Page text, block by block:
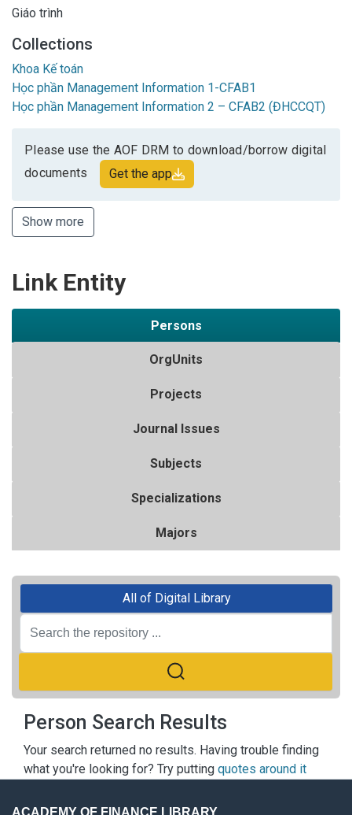
Giáo trình
Collections
Khoa Kế toán
Học phần Management Information 1-CFAB1
Học phần Management Information 2 – CFAB2 (ĐHCCQT)
Please use the AOF DRM to download/borrow digital
documents
Get the app
Show more
Link Entity
Persons
OrgUnits
Projects
Journal Issues
Subjects
Specializations
Majors
All of Digital Library
Person Search Results
Your search returned no results. Having trouble finding
what you're looking for? Try putting quotes around it
ACADEMY OF FINANCE LIBRARY